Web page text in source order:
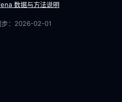
数据与方法说明
： 2026-02-01